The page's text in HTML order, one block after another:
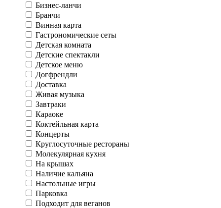
Бизнес-ланчи
Бранчи
Винная карта
Гастрономические сеты
Детская комната
Детские спектакли
Детское меню
Догфрендли
Доставка
Живая музыка
Завтраки
Караоке
Коктейльная карта
Концерты
Круглосуточные рестораны
Молекулярная кухня
На крышах
Наличие кальяна
Настольные игры
Парковка
Подходит для веганов